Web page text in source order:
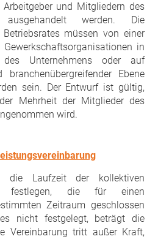
und Mitgliedern des
ausgehandelt werden. Die
müssen von einer
Gewerkschaftsorganisationen in
Unternehmens oder auf
branchenübergreifender Ebene
sein. Der Entwurf ist gültig,
Mehrheit der Mitglieder des
wird.
die Laufzeit der kollektiven
festlegen, die für einen
Zeitraum geschlossen
nicht festgelegt, beträgt die
Vereinbarung tritt außer Kraft,